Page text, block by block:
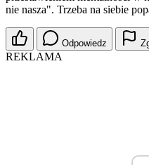
nie nasza". Trzeba na siebie
Odpowiedz
REKLAMA